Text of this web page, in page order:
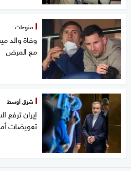
منوعات
مع المرض
شرق أوسط
إيران
تعويضات